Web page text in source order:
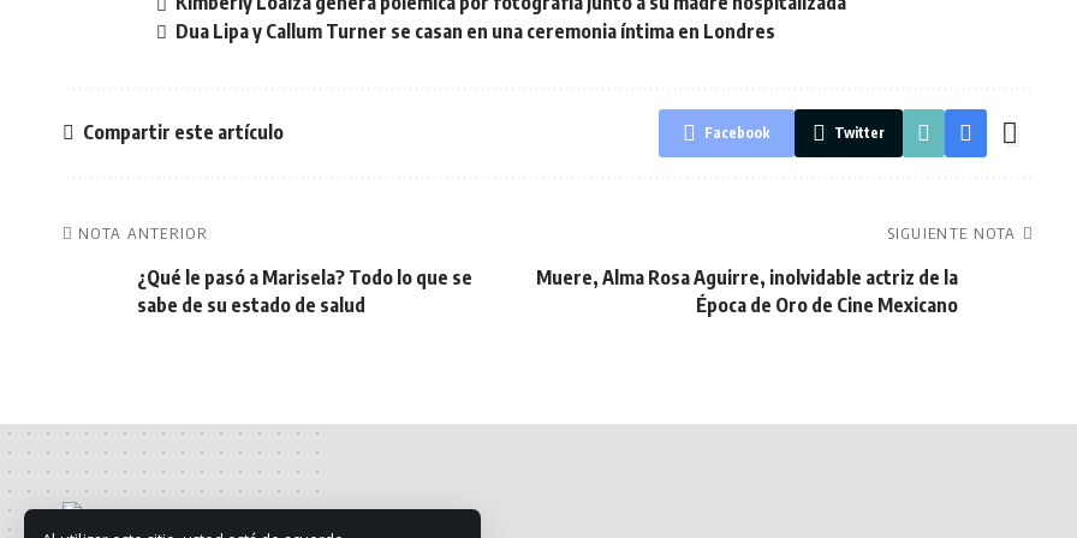
Dua Lipa y Callum Turner se casan en una ceremonia íntima en Londres
Compartir este artículo Facebook Twitter
NOTA ANTERIOR
¿Qué le pasó a Marisela? Todo lo que se
sabe de su estado de salud
SIGUIENTE NOTA
Muere, Alma Rosa Aguirre, inolvidable actriz de la
Época de Oro de Cine Mexicano